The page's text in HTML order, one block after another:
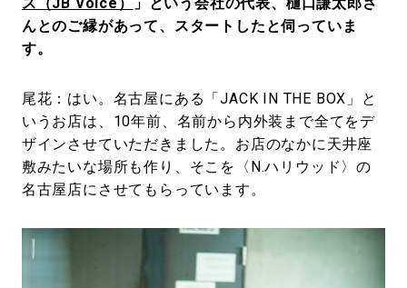
ス（JB Voice）
」という会社の代表、樋口謙太郎さ
んとのご縁があって、スタートしたと伺っていま
す。
尾花：はい。名古屋にある「JACK IN THE BOX」と
いうお店は、10年前、名前から内外装まで全てをデ
ザインさせていただきました。お店のなかに天井座
敷みたいな場所も作り、そこを〈N.ハリウッド〉の
名古屋店にさせてもらっています。